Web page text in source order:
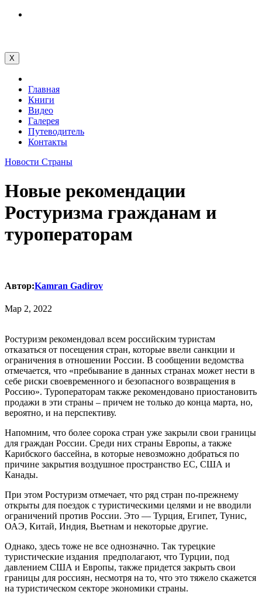
Перейти
X
Главная
Книги
Видео
Галерея
Путеводитель
Контакты
Новости Страны
Новые рекомендации
Ростуризма гражданам и
туроператорам
Автор:Kamran Gadirov
Мар 2, 2022
Ростуризм рекомендовал всем российским туристам
отказаться от посещения стран, которые ввели санкции и
ограничения в отношении России. В сообщении ведомства
отмечается, что «пребывание в данных странах может нести в
себе риски своевременного и безопасного возвращения в
Россию». Туроператорам также рекомендовано приостановить
продажи в эти страны – причем не только до конца марта, но,
вероятно, и на перспективу.
Напомним, что более сорока стран уже закрыли свои границы
для граждан России. Среди них страны Европы, а также
Карибского бассейна, в которые невозможно добраться по
причине закрытия воздушное пространство ЕС, США и
Канады.
При этом Ростуризм отмечает, что ряд стран по-прежнему
открыты для поездок с туристическими целями и не вводили
ограничений против России. Это — Турция, Египет, Тунис,
ОАЭ, Китай, Индия, Вьетнам и некоторые другие.
Однако, здесь тоже не все однозначно. Так турецкие
туристические издания предполагают, что Турции, под
давлением США и Европы, также придется закрыть свои
границы для россиян, несмотря на то, что это тяжело скажется
на туристическом секторе экономики страны.